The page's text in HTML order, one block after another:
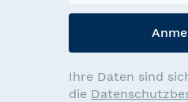
Ihre Daten sind
die